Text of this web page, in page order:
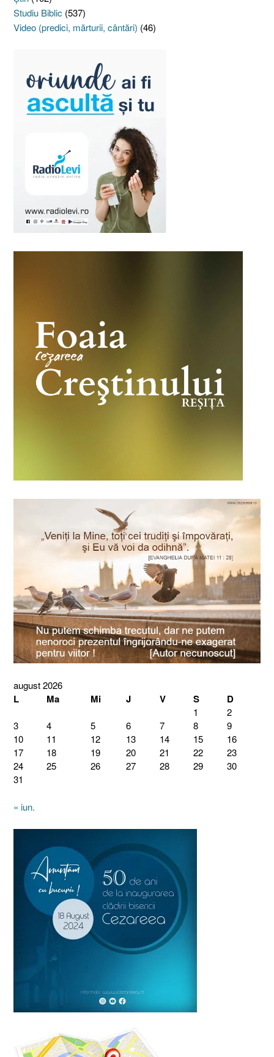
Studiu Biblic (537)
Video (predici, mărturii, cântări) (46)
august 2026
L Ma Mi J V S D
1
2
3
4 5 6 7 8
9
10
11 12 13 14 15
16
17
18 19 20 21 22
23
24
25 26 27 28 29
30
31
« iun.